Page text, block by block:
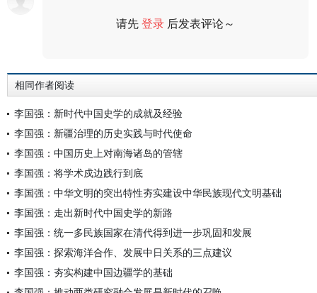
请先登录 后发表评论～
相同作者阅读
李国强：新时代中国史学的成就及经验
李国强：新疆治理的历史实践与时代使命
李国强：中国历史上对南海诸岛的管辖
李国强：将学术戍边践行到底
李国强：中华文明的突出特性夯实建设中华民族现代文明基础
李国强：走出新时代中国史学的新路
李国强：统一多民族国家在清代得到进一步巩固和发展
李国强：探索海洋合作、发展中日关系的三点建议
李国强：夯实构建中国边疆学的基础